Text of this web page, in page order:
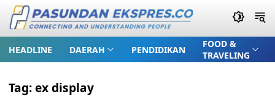
HEADLINE DAERAH PENDIDIKAN
FOOD &
TRAVELING
Tag:ex display